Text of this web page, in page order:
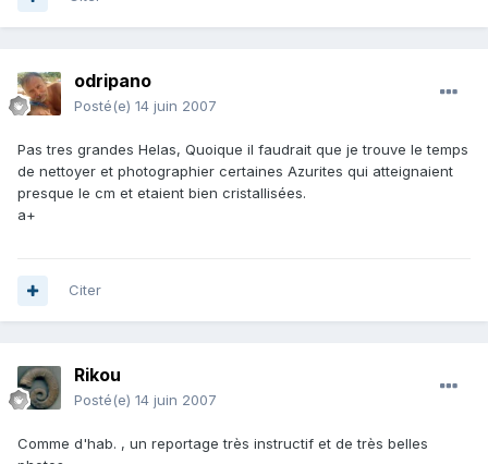
odripano
Posté(e) 14 juin 2007
Pas tres grandes Helas, Quoique il faudrait que je trouve le temps
de nettoyer et photographier certaines Azurites qui atteignaient
presque le cm et etaient bien cristallisées.
a+
Citer
Rikou
Posté(e) 14 juin 2007
Comme d'hab. , un reportage très instructif et de très belles